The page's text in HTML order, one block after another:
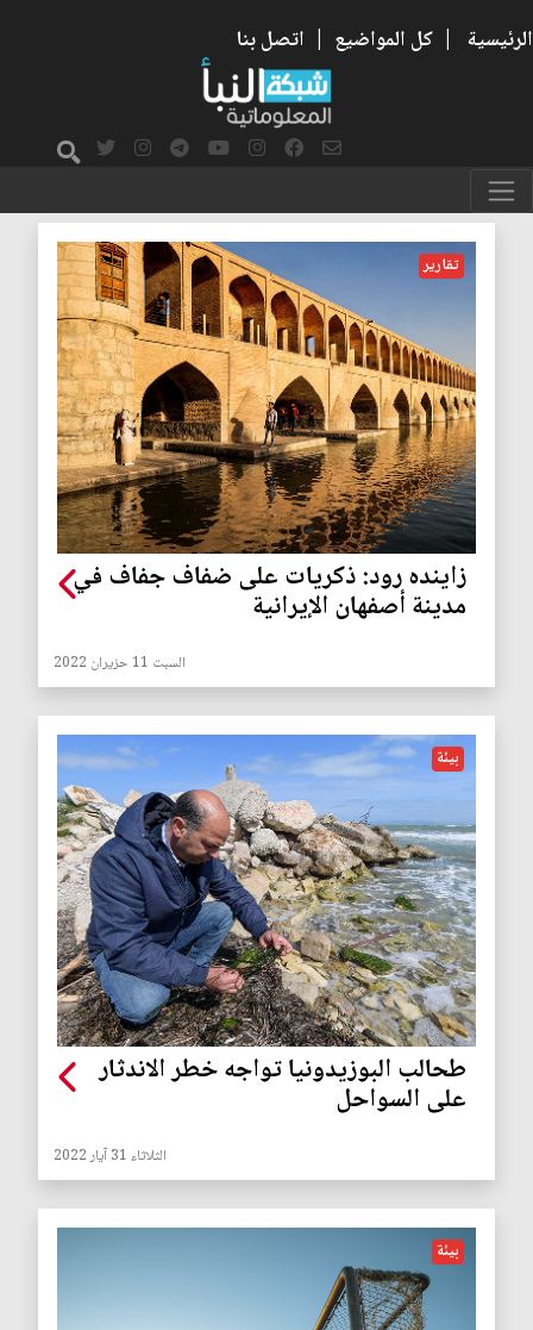
الرئيسية | كل المواضيع | اتصل بنا
البحار
تقارير
زاينده رود: ذكريات على ضفاف جفاف في
مدينة أصفهان الإيرانية
السبت 11 حزيران 2022
بيئة
طحالب البوزيدونيا تواجه خطر الاندثار
على السواحل
الثلاثاء 31 آيار 2022
بيئة